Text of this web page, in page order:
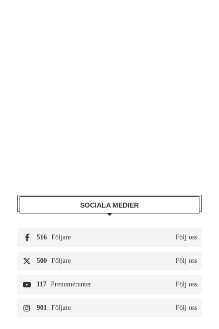
SOCIALA MEDIER
516 Följare Följ oss
500 Följare Följ oss
117 Prenumeranter Följ oss
901 Följare Följ oss